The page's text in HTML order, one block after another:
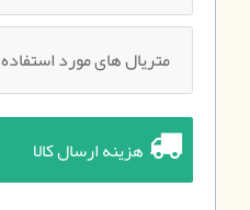
متریال های مورد استفاده
هزینه ارسال کالا